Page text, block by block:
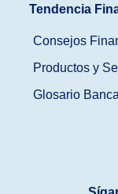
Tendencia
Consejos
Productos y
Glosario